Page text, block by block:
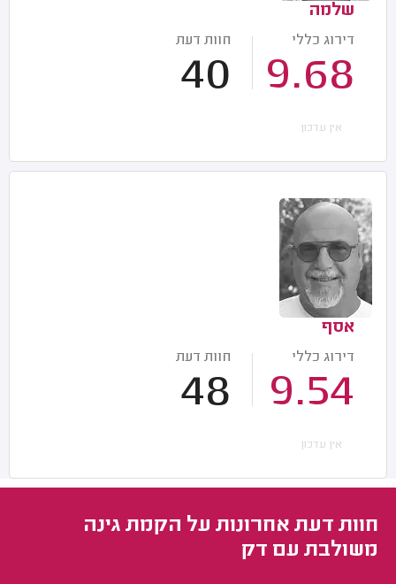
שלמה
דירוג כללי
9.68
חוות דעת
40
אין עדכון
אסף
דירוג כללי
9.54
חוות דעת
48
אין עדכון
חוות דעת אחרונות על הקמת גינה
משולבת עם דק